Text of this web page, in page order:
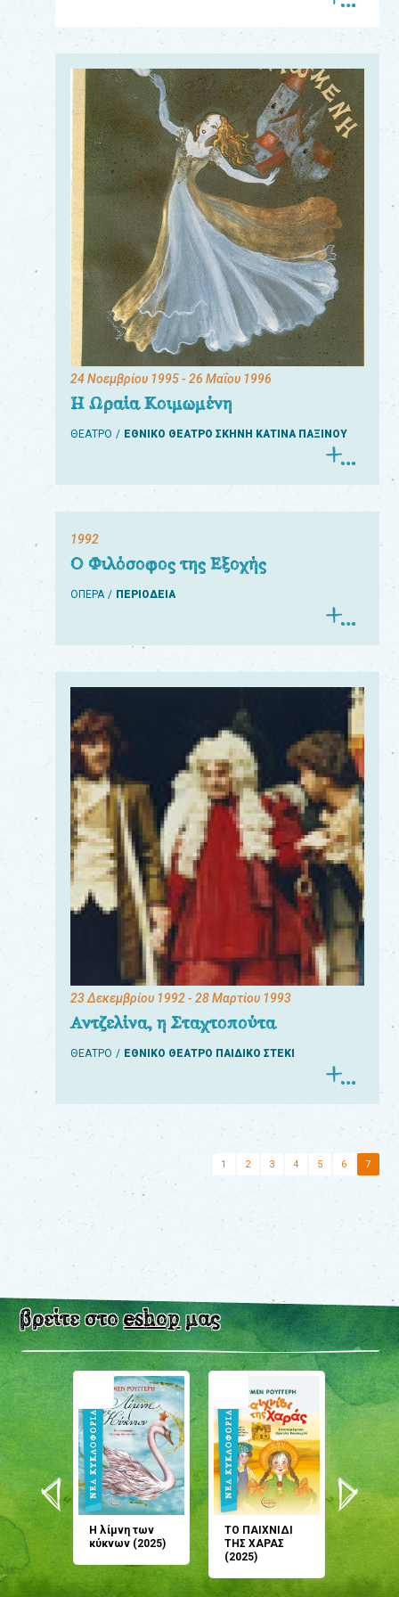
24 Νοεμβρίου 1995- 26 Μαΐου 1996
Η Ωραία Κοιμωμένη
ΘΕΑΤΡΟ ΕΘΝΙΚΟ ΘΕΑΤΡΟ ΣΚΗΝΗ ΚΑΤΙΝΑ ΠΑΞΙΝΟΥ
1992
Ο Φιλόσοφος της Εξοχής
ΟΠΕΡΑ ΠΕΡΙΟΔΕΙΑ
23 Δεκεμβρίου 1992- 28 Μαρτίου 1993
Αντζελίνα, η Σταχτοπούτα
ΘΕΑΤΡΟ ΕΘΝΙΚΟ ΘΕΑΤΡΟ ΠΑΙΔΙΚΟ ΣΤΕΚΙ
1 2 3 4 5 6 7
βρείτε στοeshopμας
Η λίμνη των
κύκνων (2025)
ΤΟ ΠΑΙΧΝΙΔΙ
ΤΗΣ ΧΑΡΑΣ
(2025)
μου;
(2024)
εκπαιδευτικούς
συλλόγους
παραγωγούς
συνεργάτες